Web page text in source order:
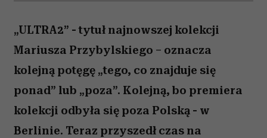
„ULTRA2” - tytuł najnowszej kolekcji
Mariusza Przybylskiego – oznacza
kolejną potęgę „tego, co znajduje się
ponad” lub „poza”. Kolejną, bo premiera
kolekcji odbyła się poza Polską - w
Berlinie. Teraz przyszedł czas na